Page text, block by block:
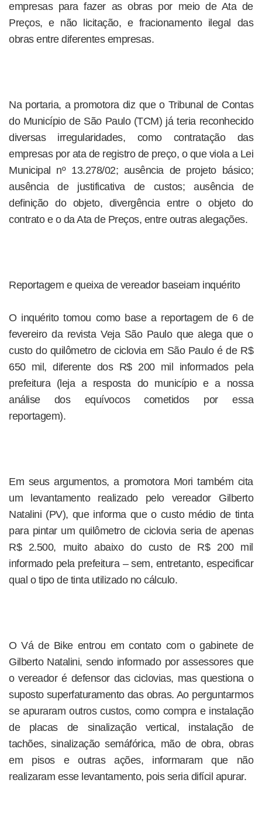
empresas para fazer as obras por meio de Ata de
Preços, e não licitação, e fracionamento ilegal das
obras entre diferentes empresas.
Na portaria, a promotora diz que o Tribunal de Contas
do Município de São Paulo (TCM) já teria reconhecido
diversas irregularidades, como contratação das
empresas por ata de registro de preço, o que viola a Lei
Municipal nº 13.278/02; ausência de projeto básico;
ausência de justificativa de custos; ausência de
definição do objeto, divergência entre o objeto do
contrato e o da Ata de Preços, entre outras alegações.
Reportagem e queixa de vereador baseiam inquérito
O inquérito tomou como base a reportagem de 6 de
fevereiro da revista Veja São Paulo que alega que o
custo do quilômetro de ciclovia em São Paulo é de R$
650 mil, diferente dos R$ 200 mil informados pela
prefeitura (leja a resposta do município e a nossa
análise dos equívocos cometidos por essa
reportagem).
Em seus argumentos, a promotora Mori também cita
um levantamento realizado pelo vereador Gilberto
Natalini (PV), que informa que o custo médio de tinta
para pintar um quilômetro de ciclovia seria de apenas
R$ 2.500, muito abaixo do custo de R$ 200 mil
informado pela prefeitura – sem, entretanto, especificar
qual o tipo de tinta utilizado no cálculo.
O Vá de Bike entrou em contato com o gabinete de
Gilberto Natalini, sendo informado por assessores que
o vereador é defensor das ciclovias, mas questiona o
suposto superfaturamento das obras. Ao perguntarmos
se apuraram outros custos, como compra e instalação
de placas de sinalização vertical, instalação de
tachões, sinalização semáfórica, mão de obra, obras
em pisos e outras ações, informaram que não
realizaram esse levantamento, pois seria difícil apurar.